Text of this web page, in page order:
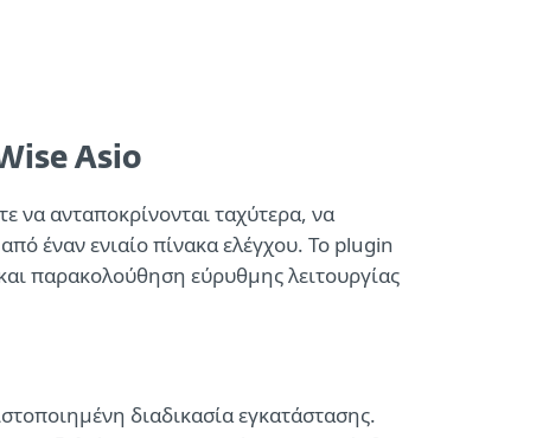
Asio
να ανταποκρίνονται ταχύτερα, να
έναν ενιαίο πίνακα ελέγχου. Το plugin
παρακολούθηση εύρυθμης λειτουργίας
διαδικασία εγκατάστασης.